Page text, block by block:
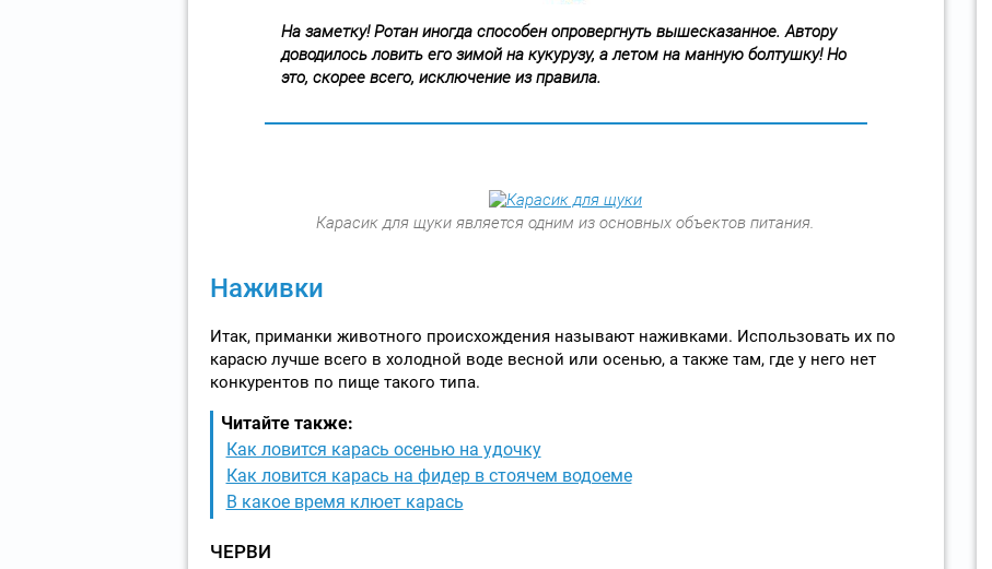
На заметку! Ротан иногда способен опровергнуть вышесказанное. Автору
доводилось ловить его зимой на кукурузу, а летом на манную болтушку! Но
это, скорее всего, исключение из правила.
Карасик для щуки является одним из основных объектов питания.
Наживки
Итак, приманки животного происхождения называют наживками. Использовать их по
карасю лучше всего в холодной воде весной или осенью, а также там, где у него нет
конкурентов по пище такого типа.
Читайте также:
Как ловится карась осенью на удочку
Как ловится карась на фидер в стоячем водоеме
В какое время клюет карась
ЧЕРВИ